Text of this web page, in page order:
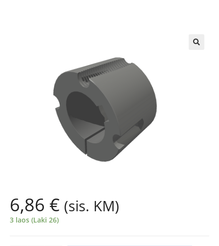
6,86 € (sis. KM)
3 laos (Laki 26)